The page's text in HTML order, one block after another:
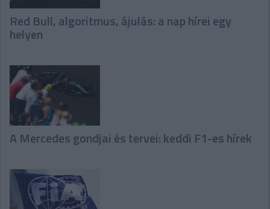
Red Bull, algoritmus, ájulás: a nap hírei egy
helyen
A Mercedes gondjai és tervei: keddi F1-es hírek